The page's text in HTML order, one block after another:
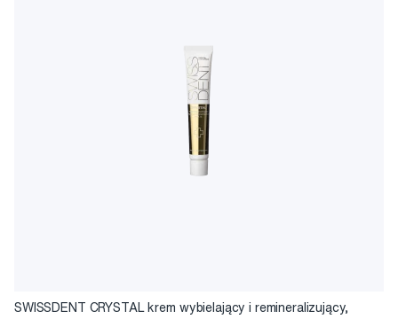
SWISSDENT CRYSTAL krem wybielający i remineralizujący,